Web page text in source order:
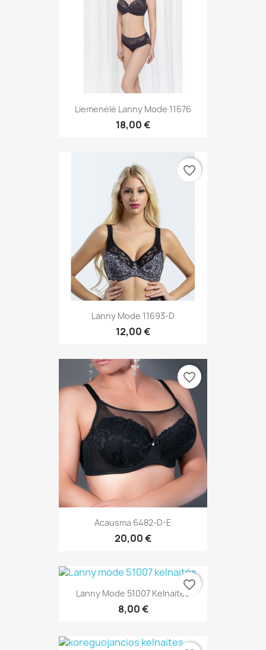
Liemenėlė Lanny Mode 11676
18,00 €
Lanny Mode 11693-D
12,00 €
favorite_border
Acausma 6482-D-E
20,00 €
favorite_border
Lanny Mode 51007 Kelnaitės
8,00 €
favorite_border